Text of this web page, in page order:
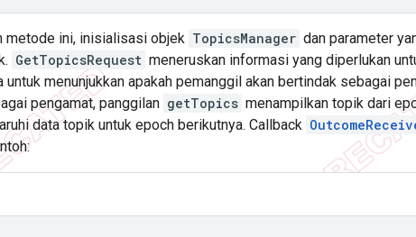
metode ini, inisialisasi objek TopicsManager dan parameter
GetTopicsRequest meneruskan informasi yang diperlukan
untuk menunjukkan apakah pemanggil akan bertindak sebagai
pengamat, panggilan getTopics menampilkan topik dari
data topik untuk epoch berikutnya. Callback